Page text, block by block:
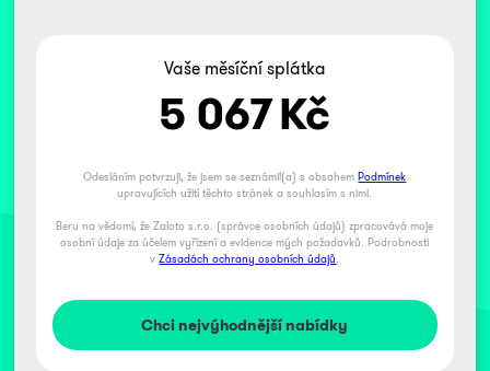
Vaše měsíční splátka
5 067Kč
Odesláním potvrzuji, že jsem se seznámil(a) s obsahem Podmínek
upravujících užití těchto stránek a souhlasím s nimi.
Beru na vědomí, že Zaloto s.r.o. (správce osobních údajů) zpracovává moje
osobní údaje za účelem vyřízení a evidence mých požadavků. Podrobnosti
vZásadách ochrany osobních údajů.